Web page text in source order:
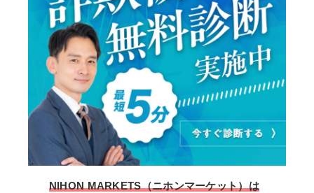
NIHON MARKETS（ニホンマーケット）は